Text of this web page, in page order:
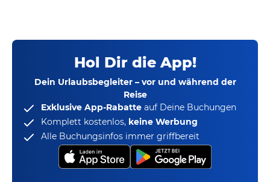
Hol Dir die App!
Dein Urlaubsbegleiter – vor und während der
Reise
Exklusive App-Rabatte auf Deine Buchungen
Komplett kostenlos, keine Werbung
Alle Buchungsinfos immer griffbereit